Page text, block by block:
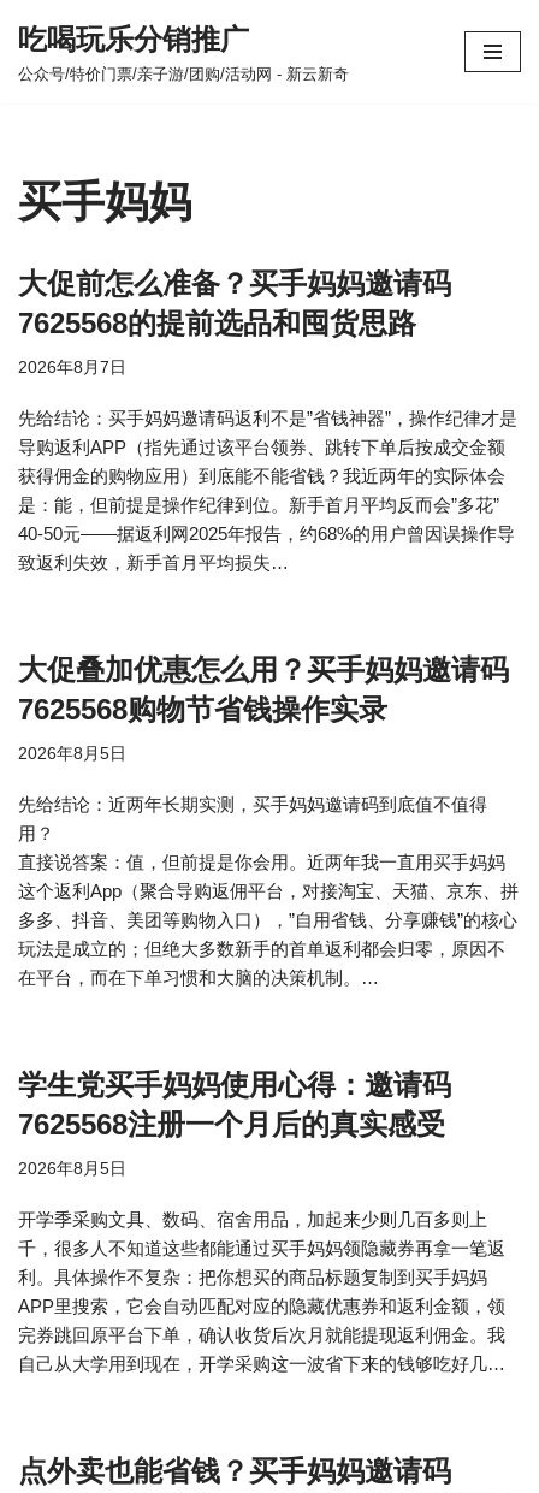
跳
吃喝玩乐分销推广
公众号/特价门票/亲子游/团购/活动网 - 新云新奇
买手妈妈
大促前怎么准备？买手妈妈邀请码
7625568的提前选品和囤货思路
2026年8月7日
先给结论：买手妈妈邀请码返利不是”省钱神器”，操作纪律才是
导购返利APP（指先通过该平台领券、跳转下单后按成交金额
获得佣金的购物应用）到底能不能省钱？我近两年的实际体会
是：能，但前提是操作纪律到位。新手首月平均反而会”多花”
40-50元——据返利网2025年报告，约68%的用户曾因误操作导
致返利失效，新手首月平均损失…
大促叠加优惠怎么用？买手妈妈邀请码
7625568购物节省钱操作实录
2026年8月5日
先给结论：近两年长期实测，买手妈妈邀请码到底值不值得
用？
直接说答案：值，但前提是你会用。近两年我一直用买手妈妈
这个返利App（聚合导购返佣平台，对接淘宝、天猫、京东、拼
多多、抖音、美团等购物入口），”自用省钱、分享赚钱”的核心
玩法是成立的；但绝大多数新手的首单返利都会归零，原因不
在平台，而在下单习惯和大脑的决策机制。…
学生党买手妈妈使用心得：邀请码
7625568注册一个月后的真实感受
2026年8月5日
开学季采购文具、数码、宿舍用品，加起来少则几百多则上
千，很多人不知道这些都能通过买手妈妈领隐藏券再拿一笔返
利。具体操作不复杂：把你想买的商品标题复制到买手妈妈
APP里搜索，它会自动匹配对应的隐藏优惠券和返利金额，领
完券跳回原平台下单，确认收货后次月就能提现返利佣金。我
自己从大学用到现在，开学采购这一波省下来的钱够吃好几…
点外卖也能省钱？买手妈妈邀请码